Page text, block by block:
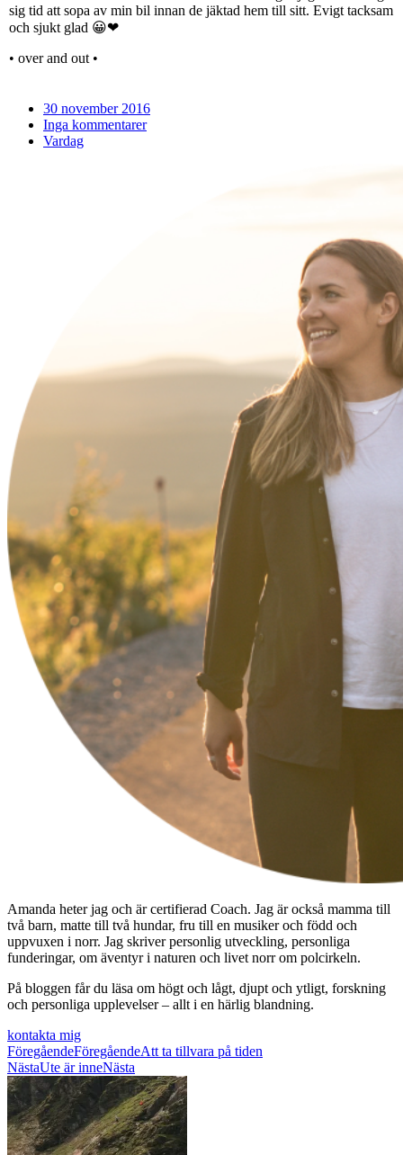
sig tid att sopa av min bil innan de jäktad hem till sitt. Evigt tacksam
och sjukt glad 😀❤
• over and out •
30 november 2016
Inga kommentarer
Vardag
Amanda heter jag och är certifierad Coach. Jag är också mamma till
två barn, matte till två hundar, fru till en musiker och född och
uppvuxen i norr. Jag skriver personlig utveckling, personliga
funderingar, om äventyr i naturen och livet norr om polcirkeln.
På bloggen får du läsa om högt och lågt, djupt och ytligt, forskning
och personliga upplevelser – allt i en härlig blandning.
kontakta mig
FöregåendeFöregåendeAtt ta tillvara på tiden
NästaUte är inneNästa